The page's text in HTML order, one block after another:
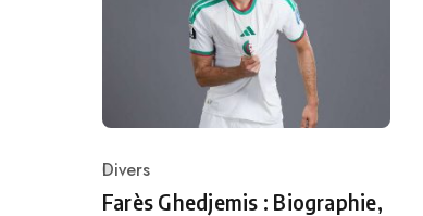
Category
Divers
Farès Ghedjemis : Biographie,